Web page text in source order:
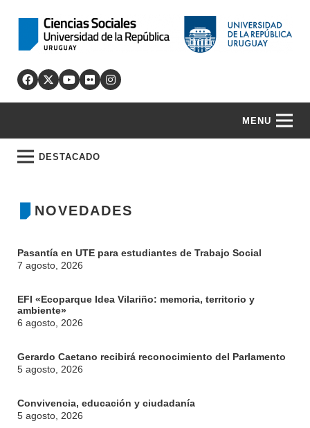
MENU
DESTACADO
NOVEDADES
Pasantía en UTE para estudiantes de Trabajo Social
7 agosto, 2026
EFI «Ecoparque Idea Vilariño: memoria, territorio y
ambiente»
6 agosto, 2026
Gerardo Caetano recibirá reconocimiento del Parlamento
5 agosto, 2026
Convivencia, educación y ciudadanía
5 agosto, 2026